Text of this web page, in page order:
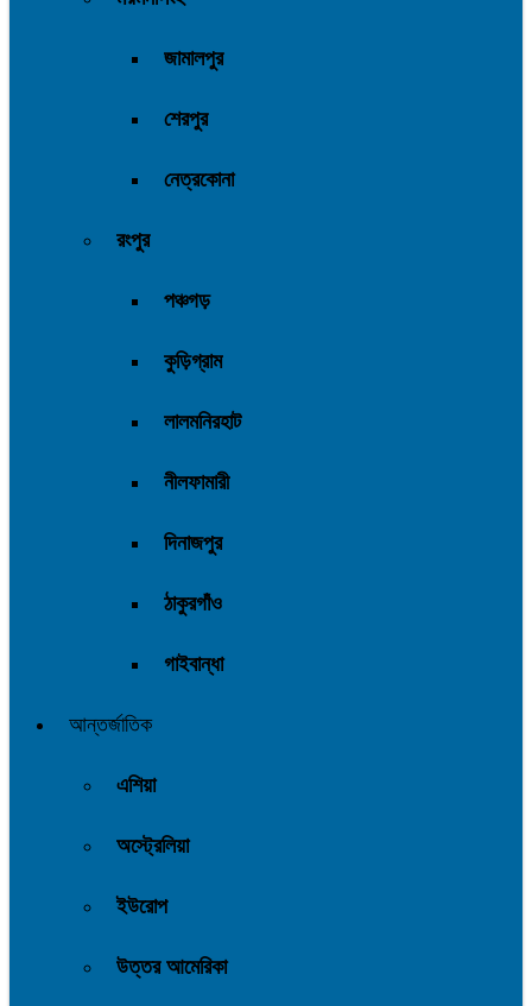
জামালপুর
শেরপুর
নেত্রকোনা
রংপুর
পঞ্চগড়
কুড়িগ্রাম
লালমনিরহাট
নীলফামারী
দিনাজপুর
ঠাকুরগাঁও
গাইবান্ধা
আন্তর্জাতিক
এশিয়া
অস্ট্রেলিয়া
ইউরোপ
উত্তর আমেরিকা